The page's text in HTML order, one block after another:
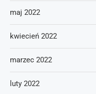
maj 2022
kwiecień 2022
marzec 2022
luty 2022